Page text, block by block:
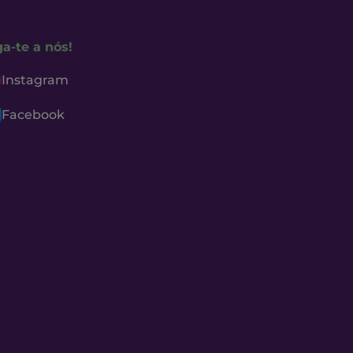
te a nós!
Instagram
Facebook